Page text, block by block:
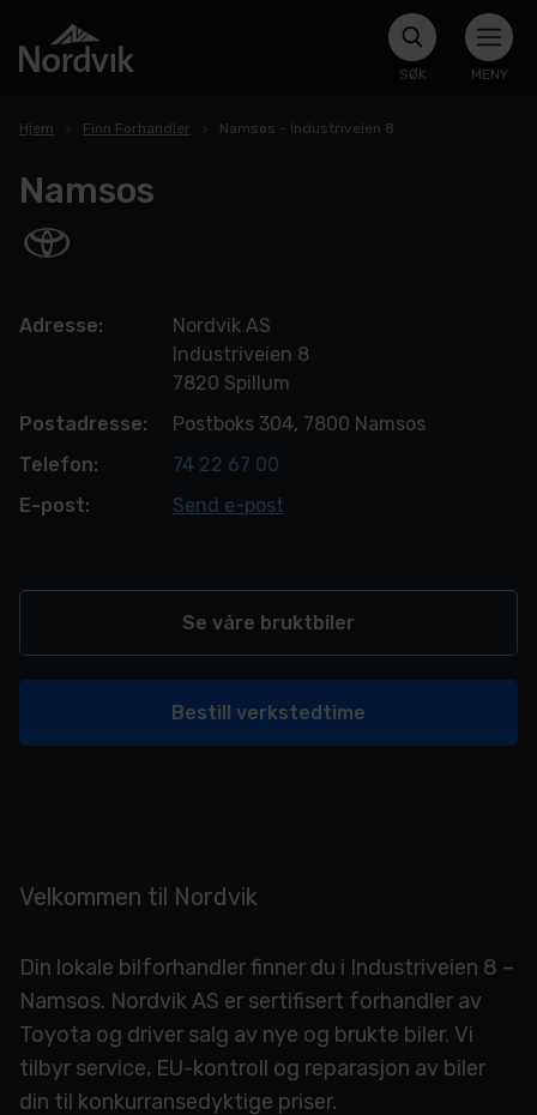
SØK MENY
Hjem Finn Forhandler Namsos - Industriveien 8
Namsos
Adresse:
Nordvik AS
Industriveien 8
7820 Spillum
Postadresse:
Postboks 304, 7800 Namsos
Telefon:
74 22 67 00
E-post:
Send e-post
Se våre bruktbiler
Bestill verkstedtime
Velkommen til Nordvik
Din lokale bilforhandler finner du i Industriveien 8 –
Namsos. Nordvik AS er sertifisert forhandler av
Toyota og driver salg av nye og brukte biler. Vi
tilbyr service, EU-kontroll og reparasjon av biler
din til konkurransedyktige priser.